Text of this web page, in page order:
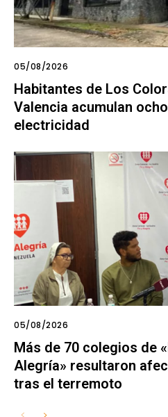
05/08/2026
Habitantes de Los
Valencia acumulan
electricidad
05/08/2026
Más de 70 colegios de
Alegría» resultaron
tras el terremoto